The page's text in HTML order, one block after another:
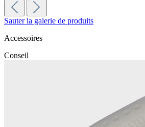
Sauter la galerie de produits
Accessoires
Conseil